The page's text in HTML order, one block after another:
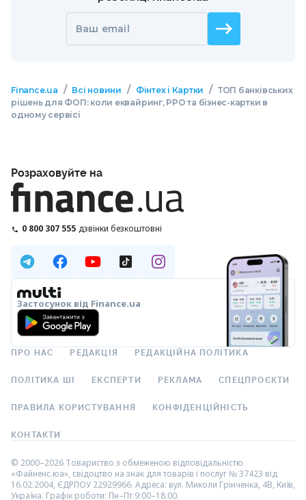
Ваш email
Finance.ua / Всі новини / Фінтех і Картки / ТОП банківських
рішень для ФОП: коли еквайринг, РРО та бізнес-картки в
одному сервісі
Розраховуйте на
0 800 307 555 дзвінки безкоштовні
Застосунок від Finance.ua
ПРО НАС РЕДАКЦІЯ РЕДАКЦІЙНА ПОЛІТИКА
ПОЛІТИКА ШІ ЕКСПЕРТИ РЕКЛАМА СПЕЦПРОЄКТИ
ПРАВИЛА КОРИСТУВАННЯ КОНФІДЕНЦІЙНІСТЬ
КОНТАКТИ
© 2000–2026 Товариство з обмеженою відповідальністю
«Файненс.юа», свідоцтво на знак для товарів і послуг № 37423 від
16.02.2004, ЄДРПОУ 22929966. Адреса: вул. Миколи Грінченка, 4В, Київ,
Україна. Графік роботи: Пн–Пт 9:00–18:00.